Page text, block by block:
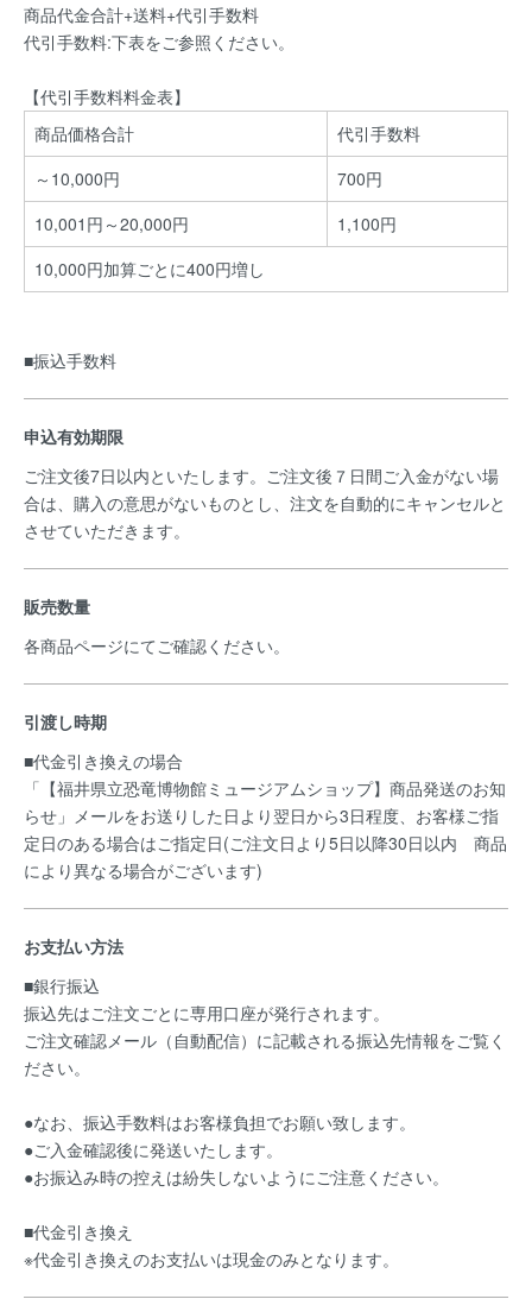
商品代金合計+送料+代引手数料
代引手数料:下表をご参照ください。
【代引手数料料金表】
商品価格合計
代引手数料
～10,000円
700円
10,001円～20,000円
1,100円
10,000円加算ごとに400円増し
■振込手数料
申込有効期限
ご注文後7日以内といたします。ご注文後７日間ご入金がない場
合は、購入の意思がないものとし、注文を自動的にキャンセルと
させていただきます。
販売数量
各商品ページにてご確認ください。
引渡し時期
■代金引き換えの場合
「【福井県立恐竜博物館ミュージアムショップ】商品発送のお知
らせ」メールをお送りした日より翌日から3日程度、お客様ご指
定日のある場合はご指定日(ご注文日より5日以降30日以内 商品
により異なる場合がございます)
お支払い方法
■銀行振込
振込先はご注文ごとに専用口座が発行されます。
ご注文確認メール（自動配信）に記載される振込先情報をご覧く
ださい。
●なお、振込手数料はお客様負担でお願い致します。
●ご入金確認後に発送いたします。
●お振込み時の控えは紛失しないようにご注意ください。
■代金引き換え
※代金引き換えのお支払いは現金のみとなります。